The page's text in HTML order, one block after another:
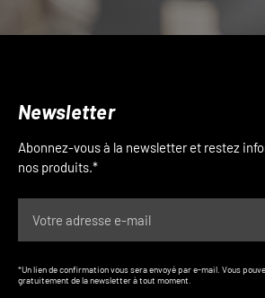
Newsletter
Abonnez-vous à la newsletter et restez
nos produits.*
*Un lien de confirmation vous sera envoyé par e-mail. Vous
gratuitement de la newsletter à tout moment.